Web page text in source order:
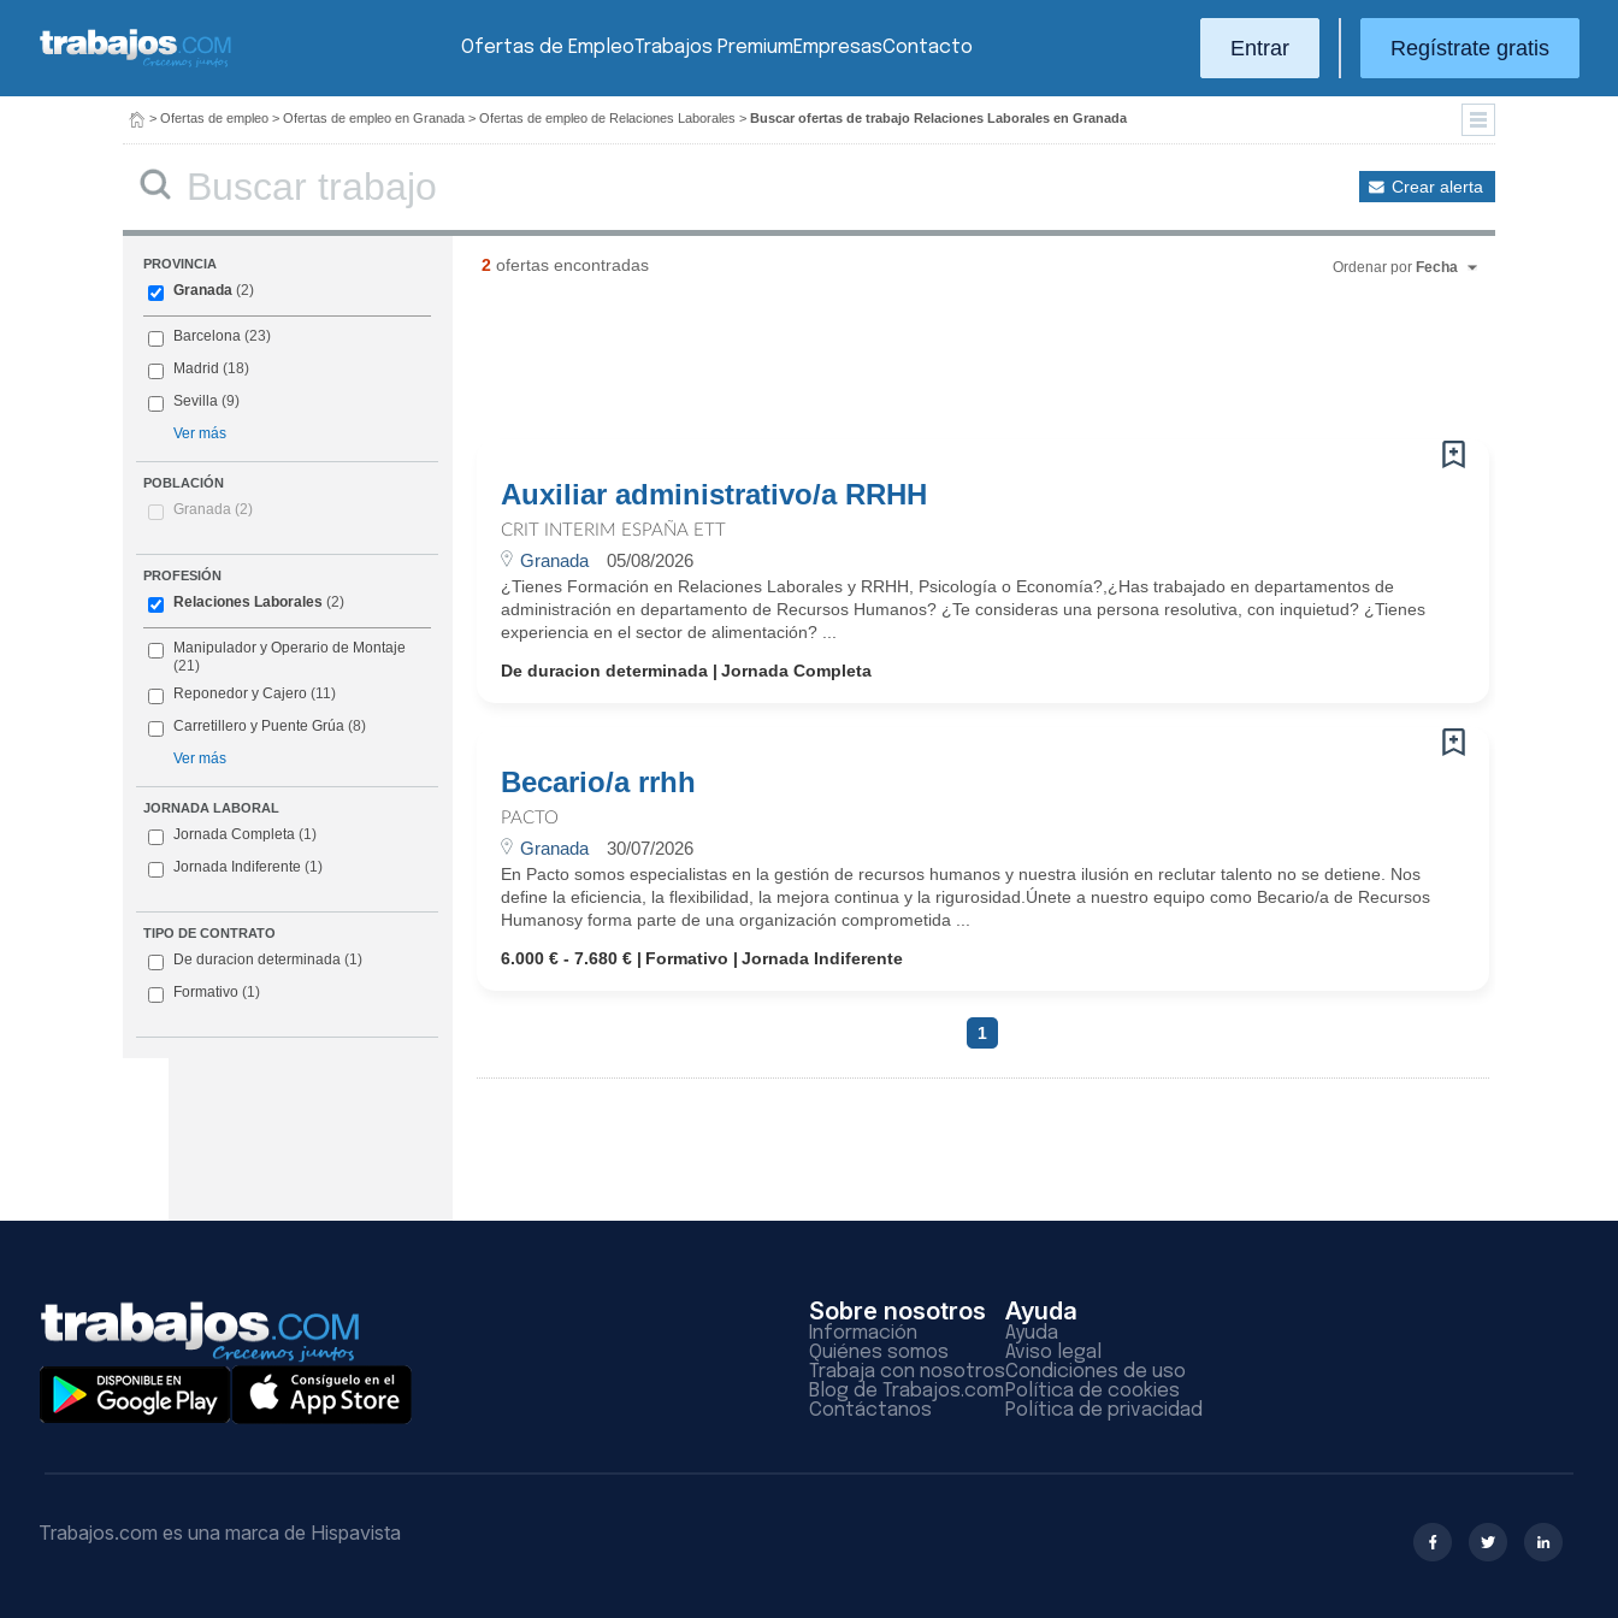
Ofertas de EmpleoTrabajos PremiumEmpresasContacto Entrar Regístrate gratis
> Ofertas de empleo > Ofertas de empleo en Granada > Ofertas de empleo de Relaciones Laborales > Buscar ofertas de trabajo Relaciones Laborales en Granada
Crear alerta
PROVINCIA
Granada (2)
Barcelona (23)
Madrid (18)
Sevilla (9)
Ver más
POBLACIÓN
Granada (2)
PROFESIÓN
Relaciones Laborales (2)
Manipulador y Operario de Montaje
(21)
Reponedor y Cajero (11)
Carretillero y Puente Grúa (8)
Ver más
JORNADA LABORAL
Jornada Completa (1)
Jornada Indiferente (1)
TIPO DE CONTRATO
De duracion determinada (1)
Formativo (1)
2ofertas encontradas Ordenar por Fecha
Auxiliar administrativo/a RRHH
CRIT INTERIM ESPAÑA ETT
Granada 05/08/2026
¿Tienes Formación en Relaciones Laborales y RRHH, Psicología o Economía?,¿Has trabajado en departamentos de
administración en departamento de Recursos Humanos? ¿Te consideras una persona resolutiva, con inquietud? ¿Tienes
experiencia en el sector de alimentación? ...
De duracion determinada
Jornada Completa
Becario/a rrhh
PACTO
Granada 30/07/2026
En Pacto somos especialistas en la gestión de recursos humanos y nuestra ilusión en reclutar talento no se detiene. Nos
define la eficiencia, la flexibilidad, la mejora continua y la rigurosidad.Únete a nuestro equipo como Becario/a de Recursos
Humanosy forma parte de una organización comprometida ...
6.000 € - 7.680 €
Formativo Jornada Indiferente
1
Sobre nosotros
Información
Quiénes somos
Trabaja con nosotros
Blog de Trabajos.com
Contáctanos
Ayuda
Ayuda
Aviso legal
Condiciones de uso
Política de cookies
Política de privacidad
Trabajos.com es una marca de Hispavista